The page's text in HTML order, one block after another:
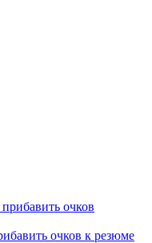
очков к резюме